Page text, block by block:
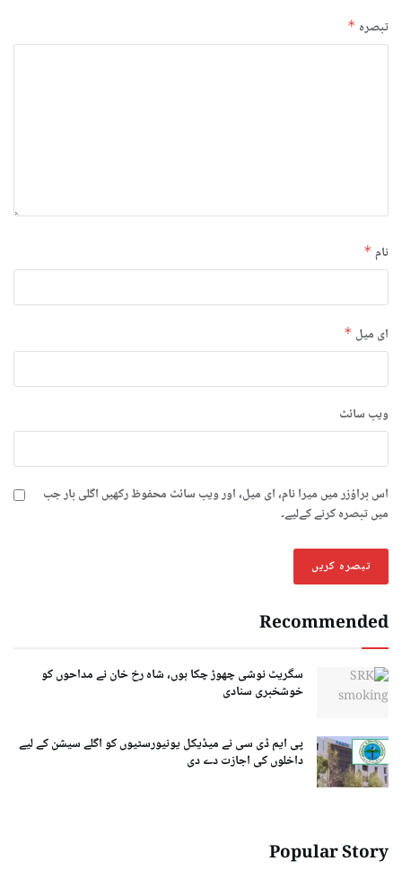
تبصرہ *
نام *
ای میل *
ویب‌ سائٹ
اس براؤزر میں میرا نام، ای میل، اور ویب سائٹ محفوظ رکھیں اگلی بار جب
میں تبصرہ کرنے کےلیے۔
Recommended
سگریٹ نوشی چھوڑ چکا ہوں، شاہ رخ خان نے مداحوں کو
خوشخبری سنادی
پی ایم ڈی سی نے میڈیکل یونیورسٹیوں کو اگلے سیشن کے لیے
داخلوں کی اجازت دے دی
Popular Story